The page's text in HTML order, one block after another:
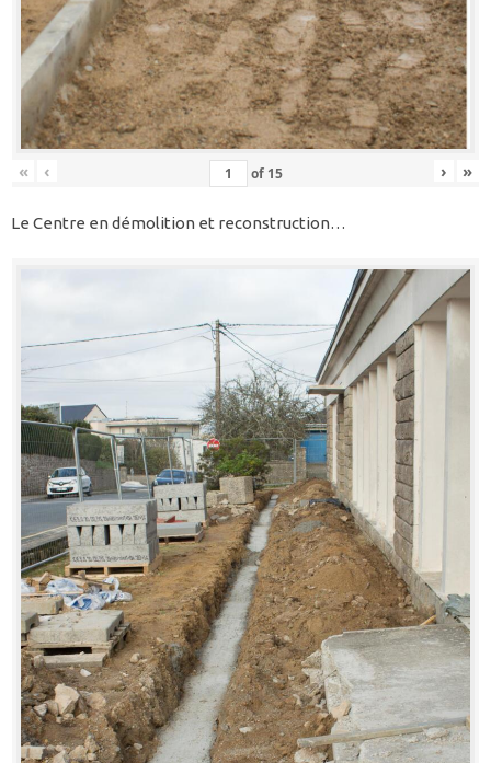
« ‹ of 15 › »
Le Centre en démolition et reconstruction…